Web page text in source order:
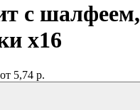
с шалфеем,
x16
от 5,74 р.